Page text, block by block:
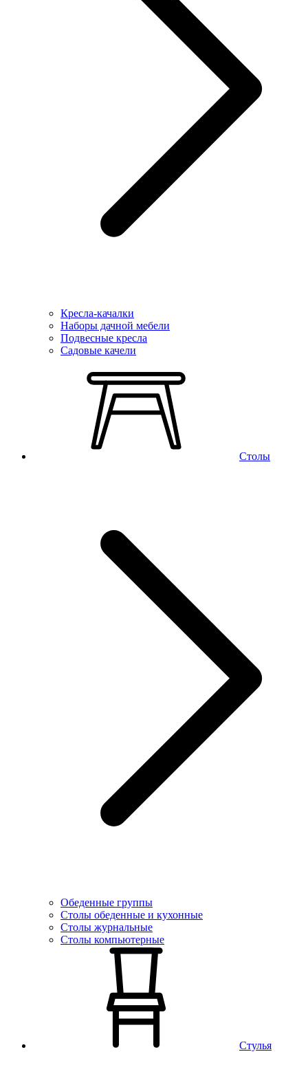
Кресла-качалки
Наборы дачной мебели
Подвесные кресла
Садовые качели
Столы
Обеденные группы
Столы обеденные и кухонные
Столы журнальные
Столы компьютерные
Стулья